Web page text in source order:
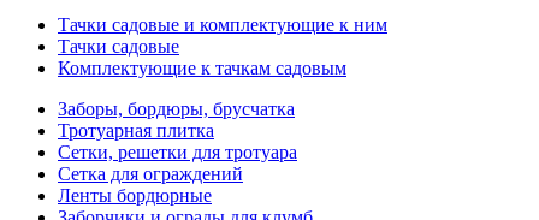
Тачки садовые и комплектующие к ним
Тачки садовые
Комплектующие к тачкам садовым
Заборы, бордюры, брусчатка
Тротуарная плитка
Сетки, решетки для тротуара
Сетка для ограждений
Ленты бордюрные